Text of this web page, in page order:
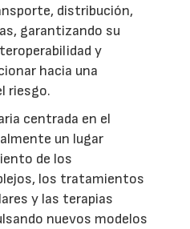
distribución,
garantizando su
y
hacia una
riesgo.
centrada en el
un lugar
de los
los tratamientos
y las terapias
nuevos modelos